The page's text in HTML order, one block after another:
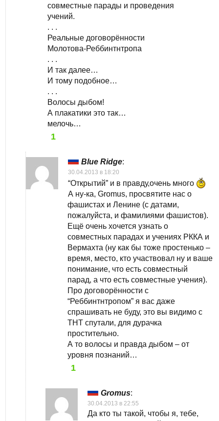
совместные парады и проведения
учений.
. . .
Реальные договорённости
Молотова-Реббинтнтропа
. . .
И так далее…
И тому подобное…
. . .
Волосы дыбом!
А плакатики это так…
мелочь…
1
Blue Ridge:
30.04.2013 в 18:20
“Открытий” и в правду,очень много
А ну-ка, Gromus, просвятите нас о
фашистах и Ленине (с датами,
пожалуйста, и фамилиями фашистов).
Ещё очень хочется узнать о
совместных парадах и учениях РККА и
Вермахта (ну как бы тоже простенько –
время, место, кто участвовал ну и ваше
понимание, что есть совместный
парад, а что есть совместные учения).
Про договорённости с
“Реббинтнтропом” я вас даже
спрашивать не буду, это вы видимо с
ТНТ спутали, для дурачка
простительно.
А то волосы и правда дыбом – от
уровня познаний…
1
Gromus:
30.04.2013 в 22:55
Да кто ты такой, чтобы я, тебе,